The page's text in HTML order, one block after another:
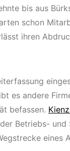
bis aus
schon
ihren
es andere
befassen.
Betriebs-
eines